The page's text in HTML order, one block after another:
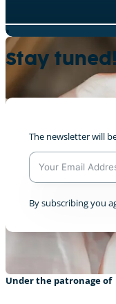
Zwischen
Wir müssen
0
Stay tuned!
The newsletter will
A
a
By subscribing you
Under the patronage of